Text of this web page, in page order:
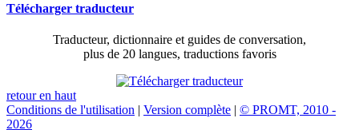
Télécharger traducteur
Traducteur, dictionnaire et guides de conversation,
plus de 20 langues, traductions favoris
retour en haut
Conditions de l'utilisation | Version complète | © PROMT, 2010 -
2026